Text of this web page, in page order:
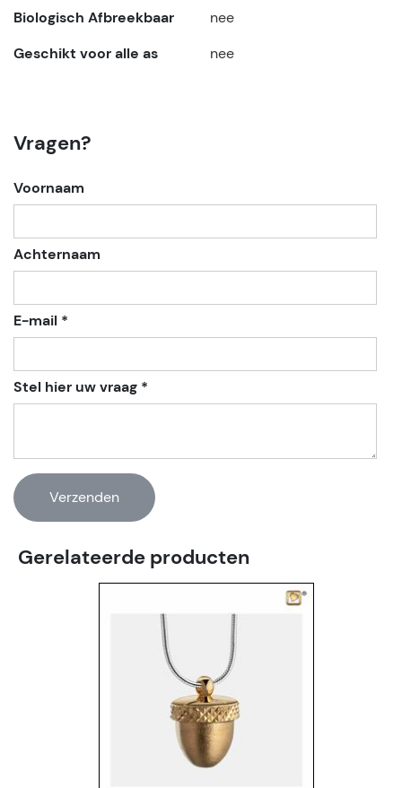
Biologisch Afbreekbaar
nee
Geschikt voor alle as
nee
Vragen?
Voornaam
Achternaam
E-mail *
Stel hier uw vraag *
Gerelateerde producten